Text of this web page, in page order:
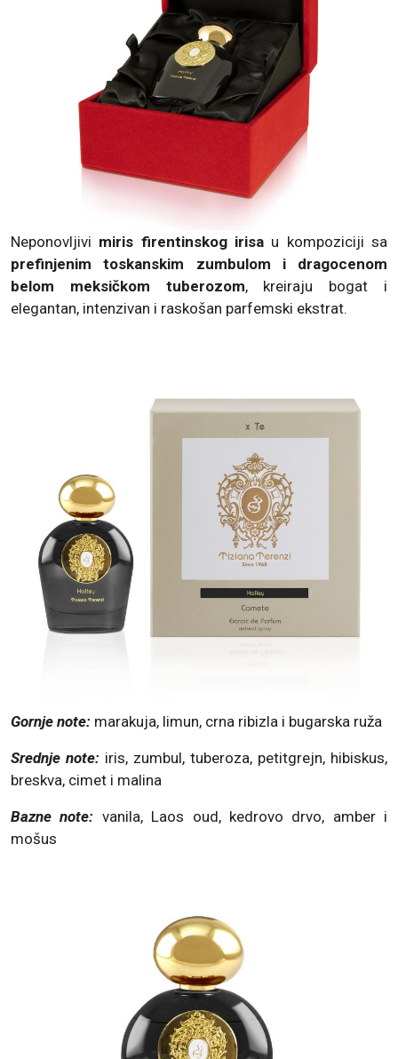
Neponovljivi miris firentinskog irisa u kompoziciji sa
prefinjenim toskanskim zumbulom i dragocenom
belom meksičkom tuberozom, kreiraju bogat i
elegantan, intenzivan i raskošan parfemski ekstrat.
Gornje note: marakuja, limun, crna ribizla i bugarska ruža
Srednje note: iris, zumbul, tuberoza, petitgrejn, hibiskus,
breskva, cimet i malina
Bazne note: vanila, Laos oud, kedrovo drvo, amber i
mošus